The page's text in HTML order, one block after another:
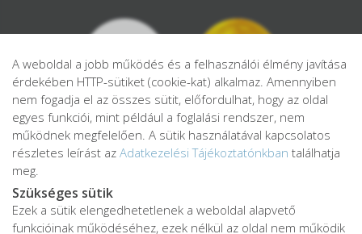
Adatkezelési tájékoztató
A weboldal a jobb működés és a felhasználói élmény javítása
érdekében HTTP-sütiket (cookie-kat) alkalmaz. Amennyiben
nem fogadja el az összes sütit, előfordulhat, hogy az oldal
egyes funkciói, mint például a foglalási rendszer, nem
működnek megfelelően. A sütik használatával kapcsolatos
részletes leírást az Adatkezelési Tájékoztatónkban találhatja
meg.
Szükséges sütik
Ezek a sütik elengedhetetlenek a weboldal alapvető
funkcióinak működéséhez, ezek nélkül az oldal nem működik